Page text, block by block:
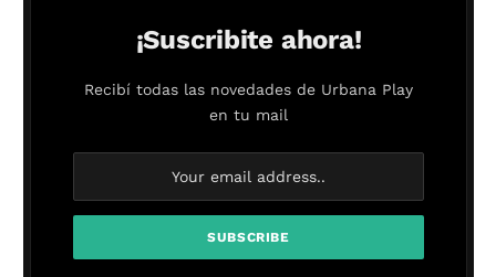
¡Suscribite ahora!
Recibí todas las novedades de Urbana Play
en tu mail